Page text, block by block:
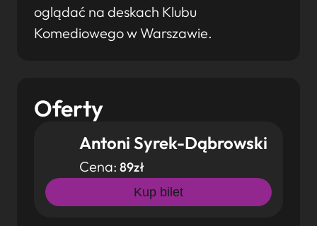
oglądać na deskach Klubu
Komediowego w Warszawie.
Oferty
Antoni Syrek-Dąbrowski
Cena: 89zł
Kup bilet